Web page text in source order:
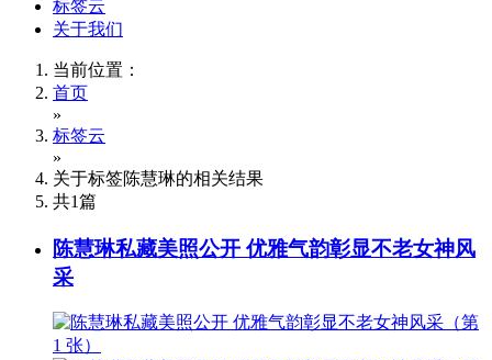
标签云
关于我们
当前位置：
首页
»
标签云
»
关于标签陈慧琳的相关结果
共1篇
陈慧琳私藏美照公开 优雅气韵彰显不老女神风
采